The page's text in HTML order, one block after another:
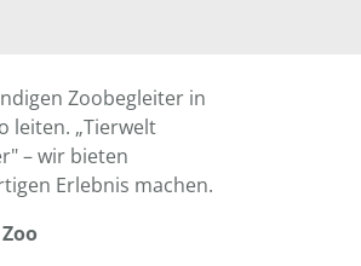
Zoobegleiter in
leiten. „Tierwelt
– wir bieten
Erlebnis machen.